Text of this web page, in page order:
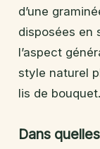
d’une
disposées en
l’aspect
style naturel
lis de bouquet.
Dans